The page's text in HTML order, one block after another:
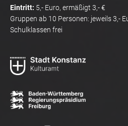
Eintritt: 5,- Euro, ermäßigt 3,- €
Gruppen ab 10 Personen: jeweils 3,-
Schulklassen frei